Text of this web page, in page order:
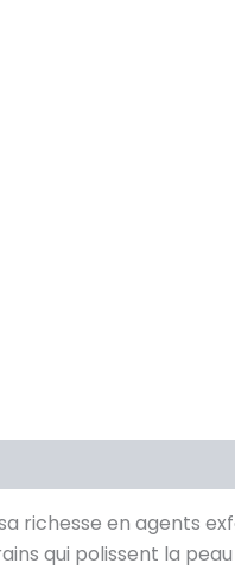
richesse en agents
qui polissent la